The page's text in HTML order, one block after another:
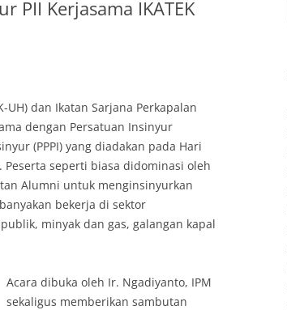
PII Kerjasama IKATEK
UH) dan Ikatan Sarjana Perkapalan
dengan Persatuan Insinyur
(PPPI) yang diadakan pada Hari
Peserta seperti biasa didominasi oleh
Alumni untuk menginsinyurkan
bekerja di sektor
minyak dan gas, galangan kapal
Acara dibuka oleh Ir. Ngadiyanto, IPM
sekaligus memberikan sambutan